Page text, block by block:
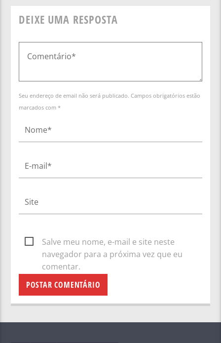
DEIXE UMA RESPOSTA
Seu endereço de email não será publicado. Campos obrigatórios estão
marcados com *
Salve meu nome, e-mail e site neste
navegador para a próxima vez que eu
comentar.